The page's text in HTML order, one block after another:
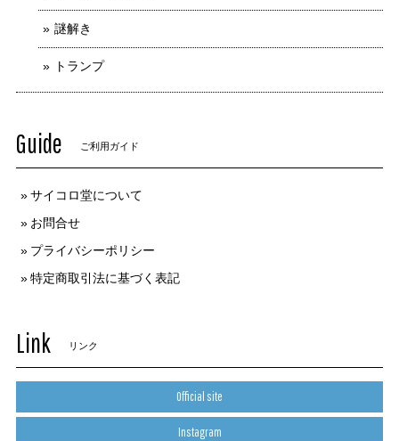
謎解き
トランプ
Guide ご利用ガイド
サイコロ堂について
お問合せ
プライバシーポリシー
特定商取引法に基づく表記
Link リンク
Official site
Instagram